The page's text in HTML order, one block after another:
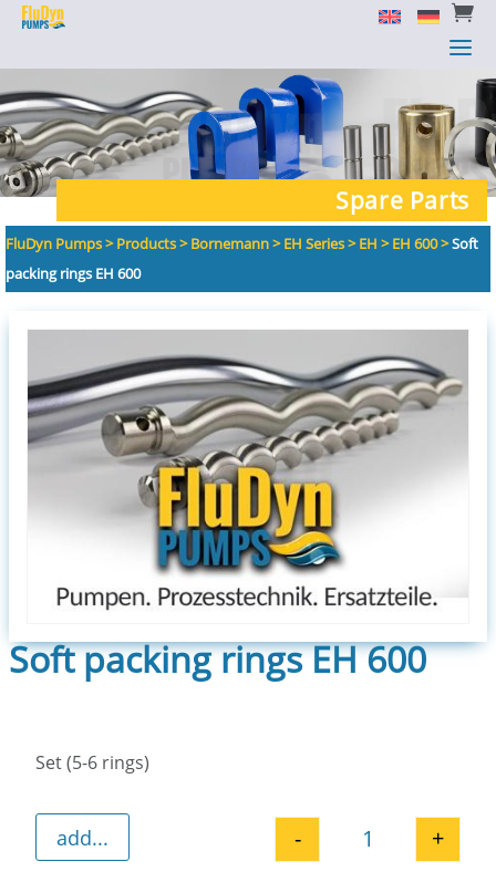

a

a
Spare Parts
FluDyn Pumps>Products>Bornemann>EH Series>EH >EH 600>Soft
packing rings EH 600
Soft packing rings EH 600
Set (5-6 rings)
Soft packing
- +
add...